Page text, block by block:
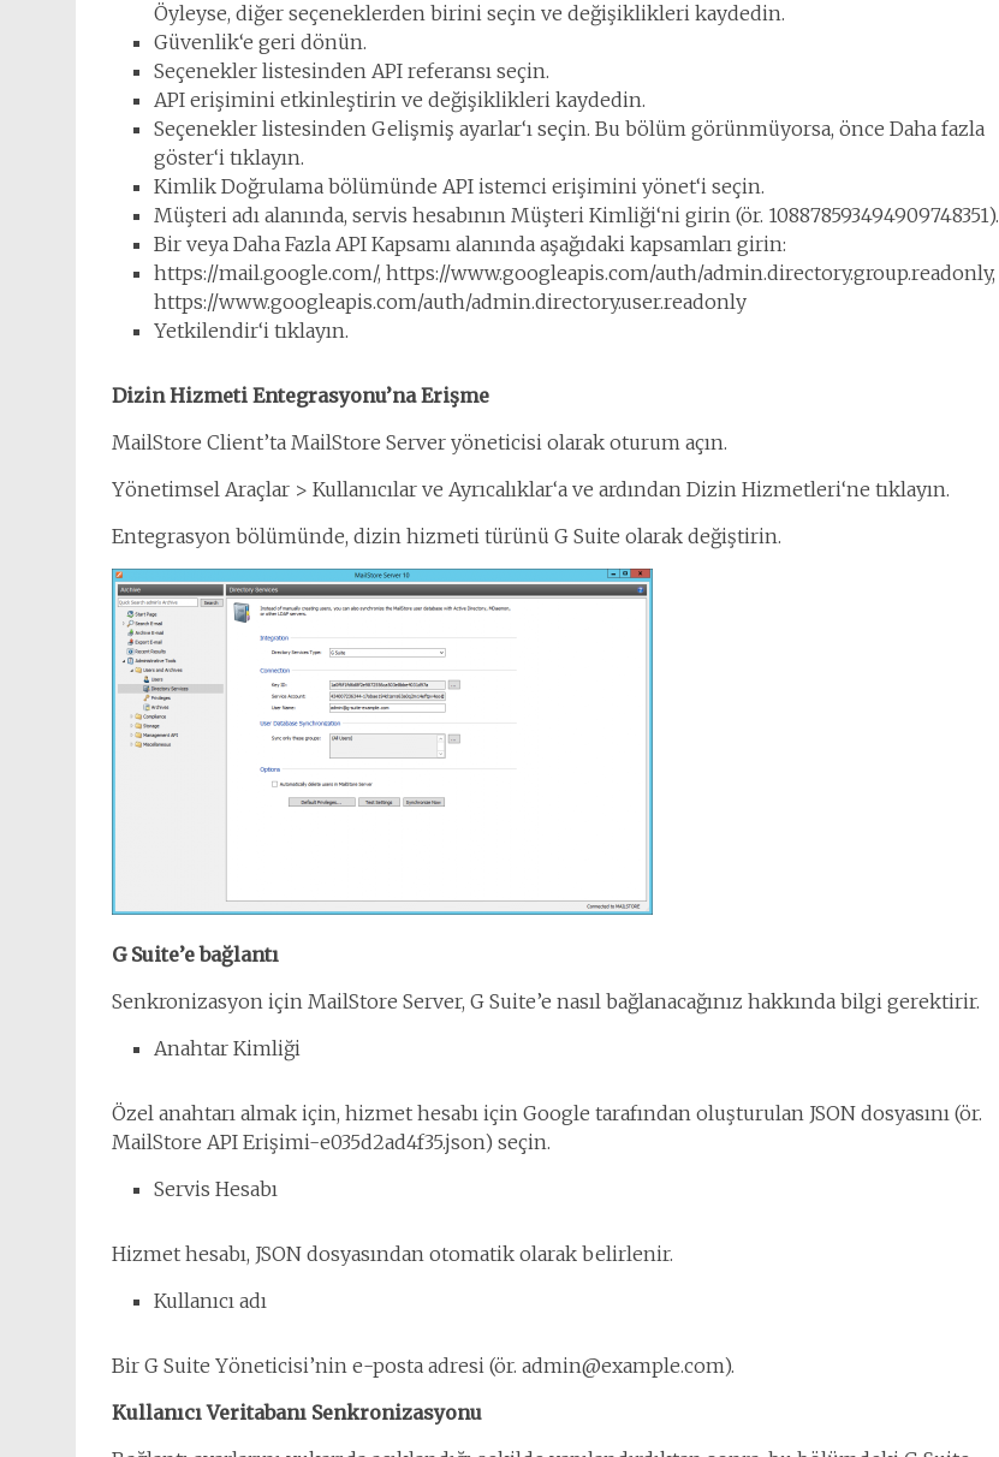
Öyleyse, diğer seçeneklerden birini seçin ve değişiklikleri kaydedin.
Güvenlik‘e geri dönün.
Seçenekler listesinden API referansı seçin.
API erişimini etkinleştirin ve değişiklikleri kaydedin.
Seçenekler listesinden Gelişmiş ayarlar‘ı seçin. Bu bölüm görünmüyorsa, önce Daha fazla
göster‘i tıklayın.
Kimlik Doğrulama bölümünde API istemci erişimini yönet‘i seçin.
Müşteri adı alanında, servis hesabının Müşteri Kimliği‘ni girin (ör. 108878593494909748351).
Bir veya Daha Fazla API Kapsamı alanında aşağıdaki kapsamları girin:
https://mail.google.com/, https://www.googleapis.com/auth/admin.directory.group.readonly,
https://www.googleapis.com/auth/admin.directory.user.readonly
Yetkilendir‘i tıklayın.
Dizin Hizmeti Entegrasyonu’na Erişme
MailStore Client’ta MailStore Server yöneticisi olarak oturum açın.
Yönetimsel Araçlar > Kullanıcılar ve Ayrıcalıklar‘a ve ardından Dizin Hizmetleri‘ne tıklayın.
Entegrasyon bölümünde, dizin hizmeti türünü G Suite olarak değiştirin.
G Suite’e bağlantı
Senkronizasyon için MailStore Server, G Suite’e nasıl bağlanacağınız hakkında bilgi gerektirir.
Anahtar Kimliği
Özel anahtarı almak için, hizmet hesabı için Google tarafından oluşturulan JSON dosyasını (ör.
MailStore API Erişimi-e035d2ad4f35.json) seçin.
Servis Hesabı
Hizmet hesabı, JSON dosyasından otomatik olarak belirlenir.
Kullanıcı adı
Bir G Suite Yöneticisi’nin e-posta adresi (ör. admin@example.com).
Kullanıcı Veritabanı Senkronizasyonu